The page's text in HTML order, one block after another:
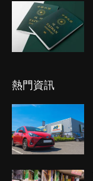
熱門資訊